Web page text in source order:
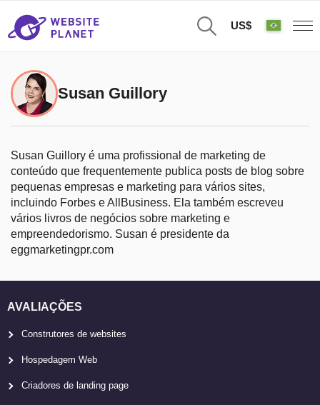
US$
Susan Guillory
Susan Guillory é uma profissional de marketing de
conteúdo que frequentemente publica posts de blog sobre
pequenas empresas e marketing para vários sites,
incluindo Forbes e AllBusiness. Ela também escreveu
vários livros de negócios sobre marketing e
empreendedorismo. Susan é presidente da
eggmarketingpr.com
AVALIAÇÕES
Construtores de websites
Hospedagem Web
Criadores de landing page